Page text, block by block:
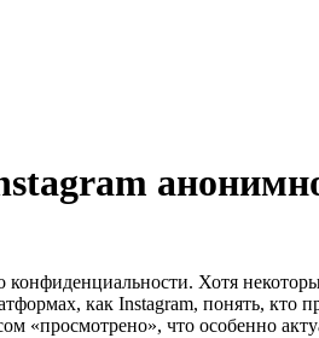
Хотя
как Instagram, понять, кто
что особенно